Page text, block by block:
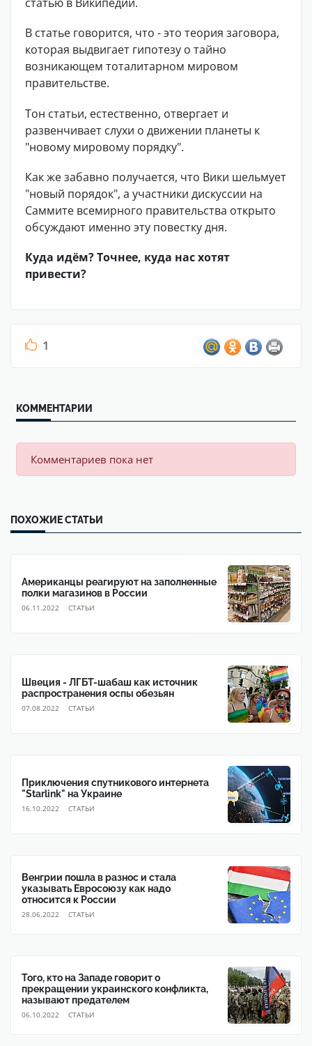
В статье говорится, что - это теория заговора,
которая выдвигает гипотезу о тайно
возникающем тоталитарном мировом
правительстве.
Тон статьи, естественно, отвергает и
развенчивает слухи о движении планеты к
"новому мировому порядку".
Как же забавно получается, что Вики шельмует
"новый порядок", а участники дискуссии на
Саммите всемирного правительства открыто
обсуждают именно эту повестку дня.
Куда идём? Точнее, куда нас хотят
привести?
1
КОММЕНТАРИИ
Комментариев пока нет
ПОХОЖИЕ СТАТЬИ
Американцы реагируют на заполненные
полки магазинов в России
06.11.2022 CТАТЬИ
Швеция - ЛГБТ-шабаш как источник
распространения оспы обезьян
07.08.2022 CТАТЬИ
Приключения спутникового интернета
"Starlink" на Украине
16.10.2022 CТАТЬИ
Венгрии пошла в разнос и стала
указывать Евросоюзу как надо
относится к России
28.06.2022 CТАТЬИ
Того, кто на Западе говорит о
прекращении украинского конфликта,
называют предателем
06.10.2022 CТАТЬИ